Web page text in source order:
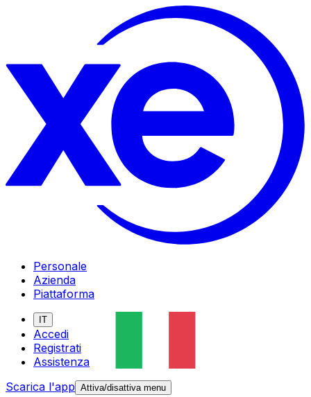
Personale
Azienda
Piattaforma
IT
Accedi
Registrati
Assistenza
Scarica l'app Attiva/disattiva menu